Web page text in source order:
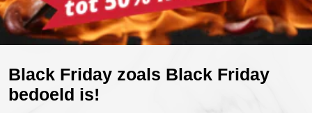
Black Friday zoals Black Friday
bedoeld is!